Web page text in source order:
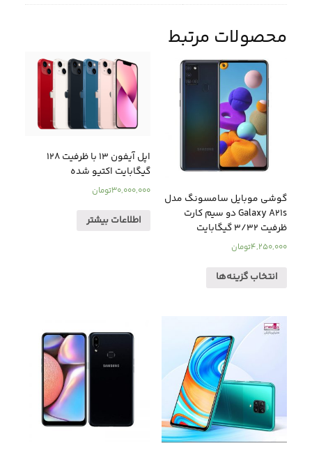
محصولات مرتبط
گوشی موبایل سامسونگ مدل
Galaxy A21s دو سیم کارت
ظرفیت 3/32 گیگابایت
4,250,000تومان
انتخاب گزینه‌ها
اپل آیفون ۱3 با ظرفیت 128
گیگابایت اکتیو شده
30,000,000تومان
اطلاعات بیشتر